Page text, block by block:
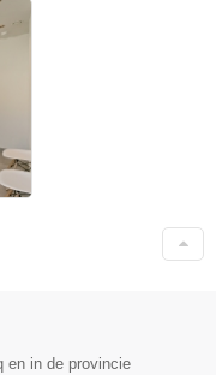
en in de provincie